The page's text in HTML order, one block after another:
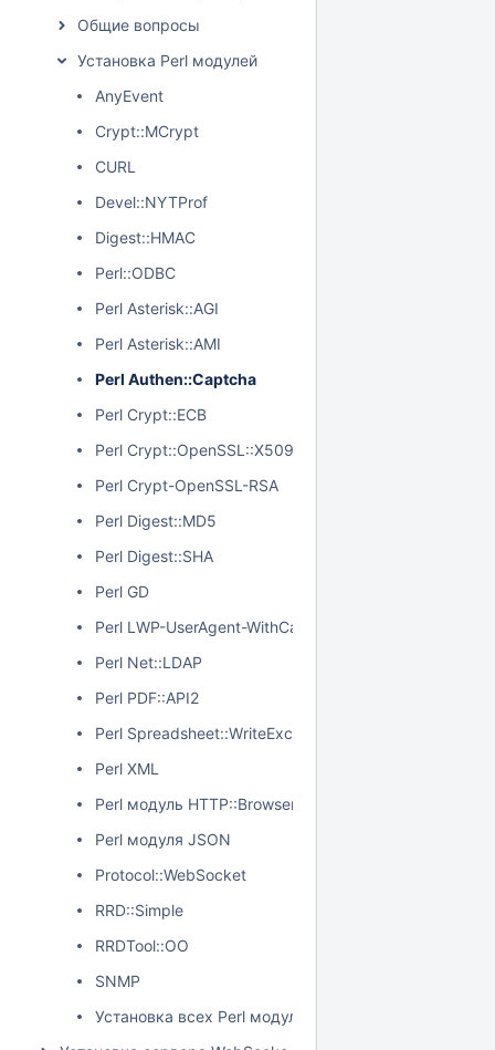
Общие вопросы
Установка Perl модулей
AnyEvent
Crypt::MCrypt
CURL
Devel::NYTProf
Digest::HMAC
Perl::ODBC
Perl Asterisk::AGI
Perl Asterisk::AMI
Perl Authen::Captcha
Perl Crypt::ECB
Perl Crypt::OpenSSL::X509
Perl Crypt-OpenSSL-RSA
Perl Digest::MD5
Perl Digest::SHA
Perl GD
Perl LWP-UserAgent-WithCache, URI
Perl Net::LDAP
Perl PDF::API2
Perl Spreadsheet::WriteExcel
Perl XML
Perl модуль HTTP::BrowserDetect
Perl модуля JSON
Protocol::WebSocket
RRD::Simple
RRDTool::OO
SNMP
Установка всех Perl модулей разом